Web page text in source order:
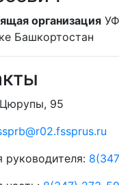
организация
Башкортостан
Цюрупы, 95
руководителя: